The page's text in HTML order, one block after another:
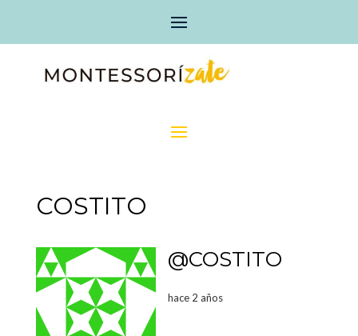
COSTITO
@COSTITO
hace 2 años